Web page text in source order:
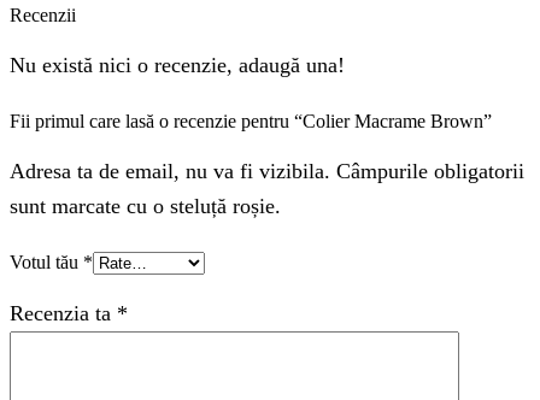
Recenzii
Nu există nici o recenzie, adaugă una!
Fii primul care lasă o recenzie pentru “Colier Macrame Brown”
Adresa ta de email, nu va fi vizibila. Câmpurile obligatorii
sunt marcate cu o steluță roșie.
Votul tău *
Recenzia ta *